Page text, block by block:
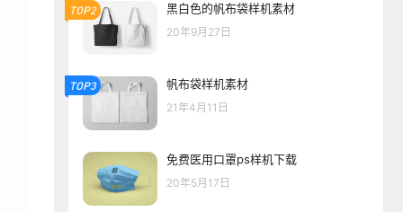
TOP2 黑白色的帆布袋样机素材
20年9月27日
TOP3 帆布袋样机素材
21年4月11日
免费医用口罩ps样机下载
20年5月17日